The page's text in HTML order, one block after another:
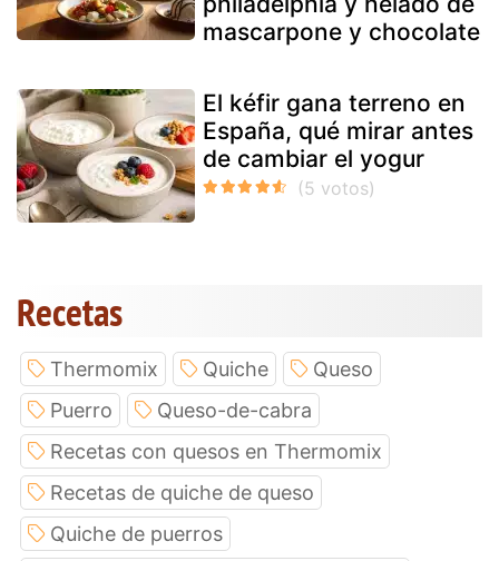
mascarpone y chocolate
El kéfir gana terreno en
España, qué mirar antes
de cambiar el yogur
Recetas
Thermomix Quiche
Queso
Puerro
Queso-de-cabra
Recetas con quesos en Thermomix
Recetas de quiche de queso
Quiche de puerros